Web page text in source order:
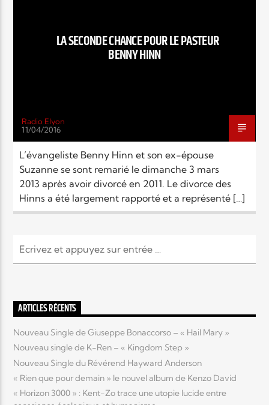
Radio Elyon
Elyon Rhema
Elyon Hits
Elyon Live
Elyon Kids
LA SECONDE CHANCE POUR LE PASTEUR
BENNY HINN
Radio Elyon
11/04/2016
L’évangeliste Benny Hinn et son ex-épouse
Suzanne se sont remarié le dimanche 3 mars
2013 après avoir divorcé en 2011. Le divorce des
Hinns a été largement rapporté et a représenté […]
ARTICLES RÉCENTS
Nouveau Single de Giuseppe Bonaccorso – « Hail Mary »
Nouveau single de K-Ren – « Kingdom Step »
Nouveau Single du Révérend Hayward Anderson
« Rien que pour demain » le nouvel album de Kenzo David
« Horizon 3000 » : Kent-Zo trace une utopie lucide entre